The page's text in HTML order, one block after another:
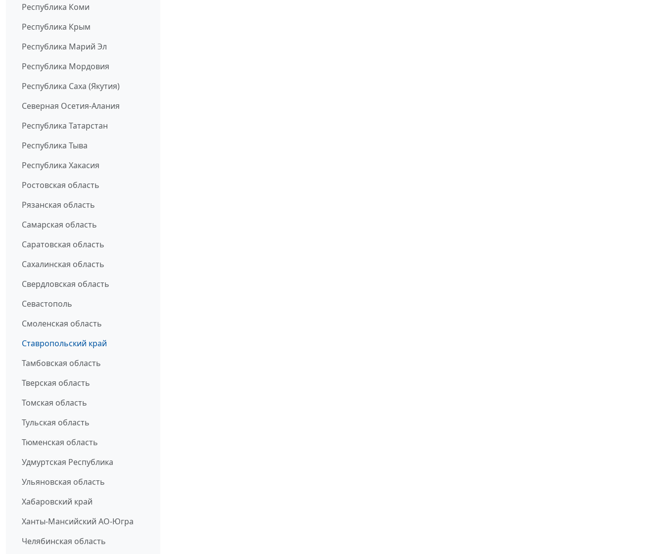
Республика Коми
Республика Крым
Республика Марий Эл
Республика Мордовия
Республика Саха (Якутия)
Северная Осетия-Алания
Республика Татарстан
Республика Тыва
Республика Хакасия
Ростовская область
Рязанская область
Самарская область
Саратовская область
Сахалинская область
Свердловская область
Севастополь
Смоленская область
Ставропольский край
Тамбовская область
Тверская область
Томская область
Тульская область
Тюменская область
Удмуртская Республика
Ульяновская область
Хабаровский край
Ханты-Мансийский АО-Югра
Челябинская область